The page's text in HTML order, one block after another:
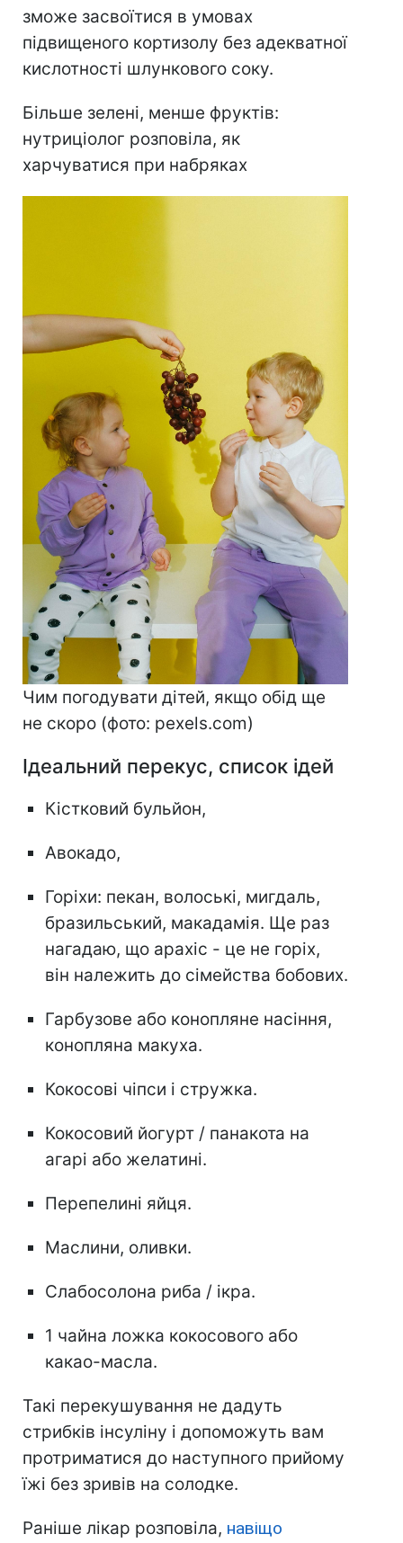
зможе засвоїтися в умовах
підвищеного кортизолу без адекватної
кислотності шлункового соку.
Більше зелені, менше фруктів:
нутриціолог розповіла, як
харчуватися при набряках
Чим погодувати дітей, якщо обід ще
не скоро (фото: pexels.com)
Ідеальний перекус, список ідей
Кістковий бульйон,
Авокадо,
Горіхи: пекан, волоські, мигдаль,
бразильський, макадамія. Ще раз
нагадаю, що арахіс - це не горіх,
він належить до сімейства бобових.
Гарбузове або конопляне насіння,
конопляна макуха.
Кокосові чіпси і стружка.
Кокосовий йогурт / панакота на
агарі або желатині.
Перепелині яйця.
Маслини, оливки.
Слабосолона риба / ікра.
1 чайна ложка кокосового або
какао-масла.
Такі перекушування не дадуть
стрибків інсуліну і допоможуть вам
протриматися до наступного прийому
їжі без зривів на солодке.
Раніше лікар розповіла, навіщо